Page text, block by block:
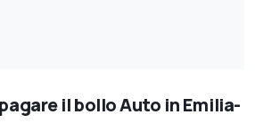
il bollo Auto in Emilia-